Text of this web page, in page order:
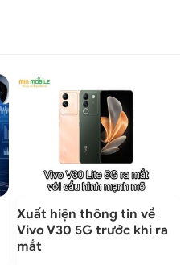
Xuất hiện thông tin về
Vivo V30 5G trước khi ra
mắt